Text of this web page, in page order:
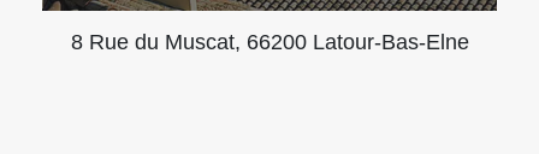
8 Rue du Muscat, 66200 Latour-Bas-Elne